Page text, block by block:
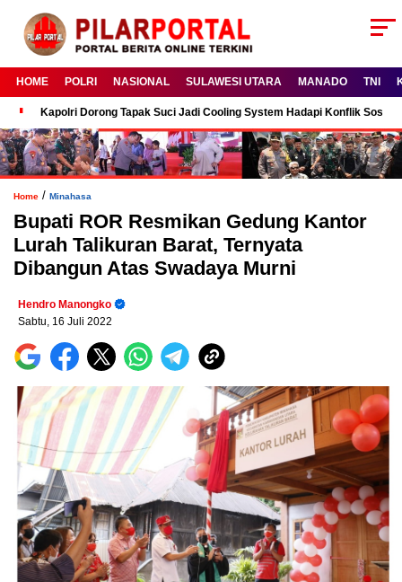
HOME POLRI NASIONAL SULAWESI UTARA MANADO TNI
Kapolri Dorong Tapak Suci Jadi Cooling System Hadapi Konflik Sosial
Home / Minahasa
Bupati ROR Resmikan Gedung Kantor
Lurah Talikuran Barat, Ternyata
Dibangun Atas Swadaya Murni
Hendro Manongko
Sabtu, 16 Juli 2022